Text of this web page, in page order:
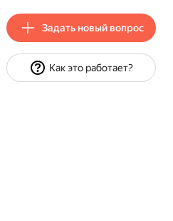
Задать новый вопрос
Как это работает?